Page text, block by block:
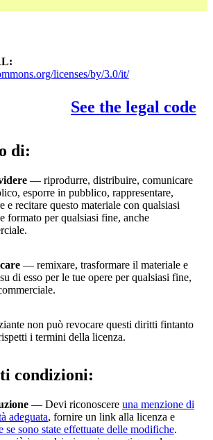
licenses/by/3.0/it/
See the legal code
di:
— riprodurre, distribuire, comunicare
esporre in pubblico, rappresentare,
e recitare questo materiale con qualsiasi
formato per qualsiasi fine, anche
— remixare, trasformare il materiale e
di esso per le tue opere per qualsiasi fine,
non può revocare questi diritti fintanto
i termini della licenza.
condizioni:
— Devi riconoscere una menzione di
adeguata, fornire un link alla licenza e
se sono state effettuate delle modifiche.